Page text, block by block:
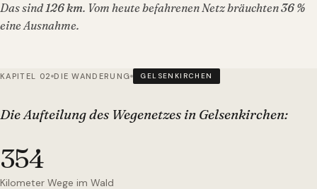
Das sind126km. Vom heute befahrenen Netz bräuchten36%
eine Ausnahme.
KAPITEL 02 DIE WANDERUNG GELSENKIRCHEN
Die Aufteilung des Wegenetzes in Gelsenkirchen:
354
Kilometer Wege im Wald